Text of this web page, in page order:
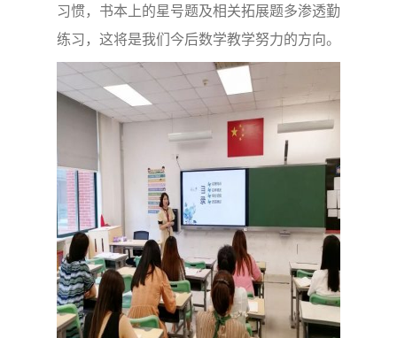
习惯，书本上的星号题及相关拓展题多渗透勤
练习，这将是我们今后数学教学努力的方向。